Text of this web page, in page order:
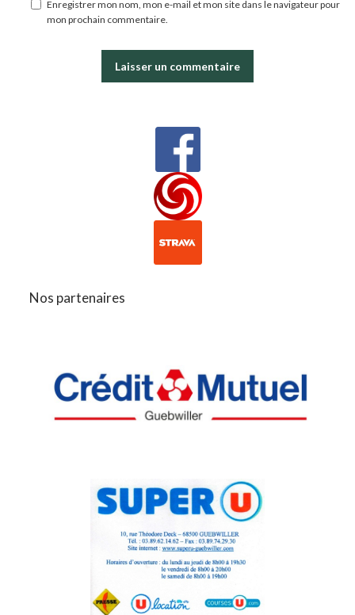
Enregistrer mon nom, mon e-mail et mon site dans le navigateur pour
mon prochain commentaire.
Nos partenaires